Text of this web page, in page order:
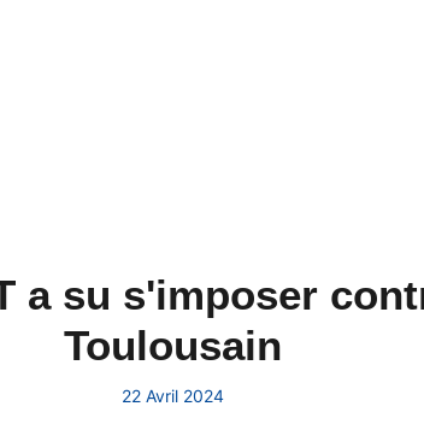
a su s'imposer
Toulousain
22 Avril 2024